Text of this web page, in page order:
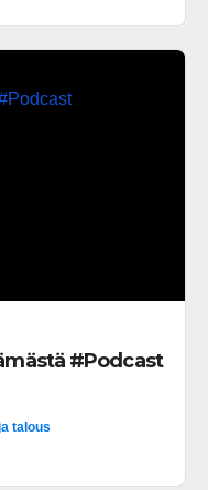
#Podcast
talous